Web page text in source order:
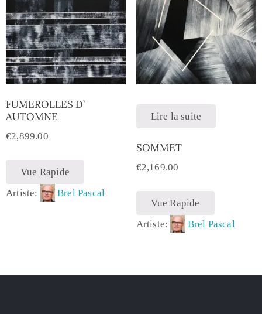
FUMEROLLES D’
AUTOMNE
€2,899.00
Vue Rapide
Artiste:
Brel Pascal
Lire la suite
SOMMET
€2,169.00
Vue Rapide
Artiste:
Brel Pascal